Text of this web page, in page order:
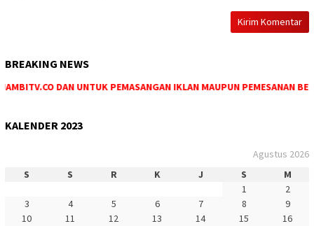
BREAKING NEWS
DAN UNTUK PEMASANGAN IKLAN MAUPUN PEMESANAN
KALENDER 2023
Agustus 2026
S
S R K J S
M
1
2
3
4 5 6 7 8
9
10
11 12 13 14 15
16